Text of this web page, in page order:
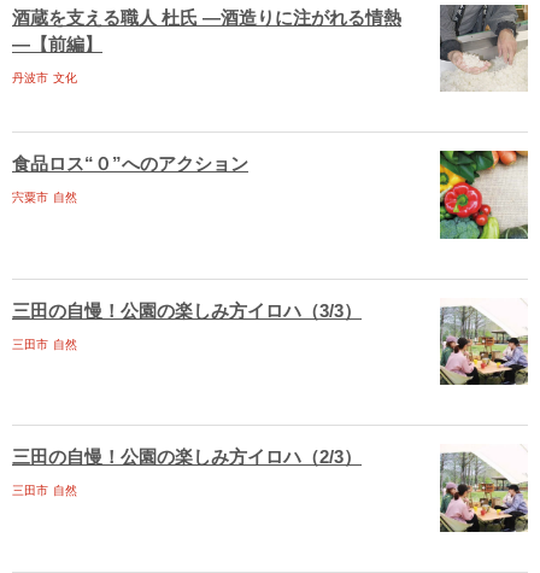
酒蔵を支える職人 杜氏 ―酒造りに注がれる情熱
―【前編】
丹波市 文化
食品ロス“０”へのアクション
宍粟市 自然
三田の自慢！公園の楽しみ方イロハ（3/3）
三田市 自然
三田の自慢！公園の楽しみ方イロハ（2/3）
三田市 自然